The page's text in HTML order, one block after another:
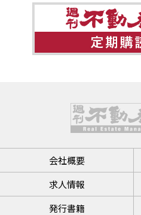
会社概要
求人情報
発行書籍